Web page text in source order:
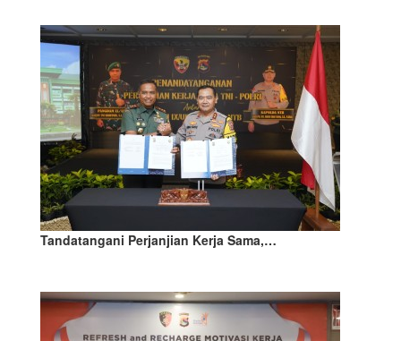
Tandatangani Perjanjian Kerja Sama,…